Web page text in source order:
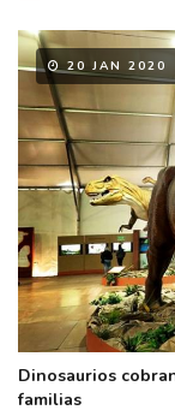
20 JAN 2020
Dinosaurios
familias